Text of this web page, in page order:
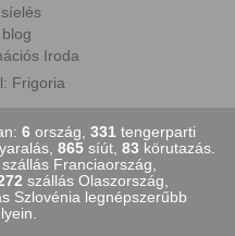
Iroda
Frigoria
6 ország,331 tengerparti
865 síút, 83 körutazás.
szállás Franciaország,
szállás Olaszország,
Szlovénia legnépszerűbb